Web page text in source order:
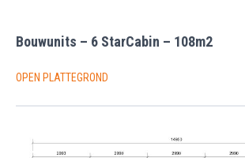
Bouwunits – 6 StarCabin – 108m2
OPEN PLATTEGROND